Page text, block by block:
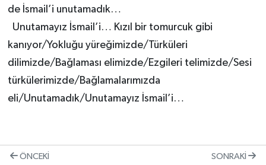
de İsmail’i unutamadık…
Unutamayız İsmail’i… Kızıl bir tomurcuk gibi
kanıyor/Yokluğu yüreğimizde/Türküleri
dilimizde/Bağlaması elimizde/Ezgileri telimizde/Sesi
türkülerimizde/Bağlamalarımızda
eli/Unutamadık/Unutamayız İsmail’i…
ÖNCEKI SONRAKI